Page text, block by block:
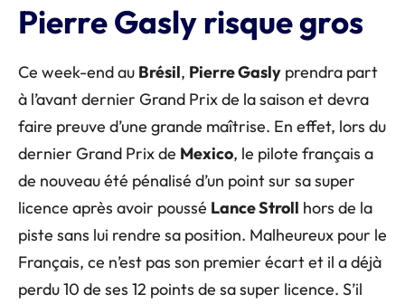
Pierre Gasly risque gros
Ce week-end au Brésil, Pierre Gasly prendra part
à l’avant dernier Grand Prix de la saison et devra
faire preuve d’une grande maîtrise. En effet, lors du
dernier Grand Prix de Mexico, le pilote français a
de nouveau été pénalisé d’un point sur sa super
licence après avoir poussé Lance Stroll hors de la
piste sans lui rendre sa position. Malheureux pour le
Français, ce n’est pas son premier écart et il a déjà
perdu 10 de ses 12 points de sa super licence. S’il